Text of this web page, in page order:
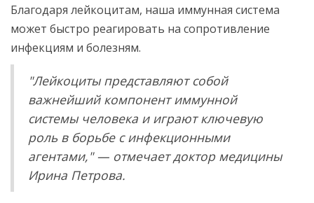
Благодаря лейкоцитам, наша иммунная система
может быстро реагировать на сопротивление
инфекциям и болезням.
"Лейкоциты представляют собой
важнейший компонент иммунной
системы человека и играют ключевую
роль в борьбе с инфекционными
агентами," — отмечает доктор медицины
Ирина Петрова.